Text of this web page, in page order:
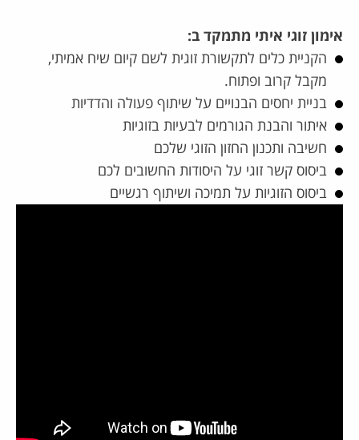
אימון זוגי איתי מתמקד ב:
הקניית כלים לתקשורת זוגית לשם קיום שיח אמיתי,
מקבל קרוב ופתוח.
בניית יחסים הבנויים על שיתוף פעולה והדדיות
איתור והבנת הגורמים לבעיות בזוגיות
חשיבה ותכנון החזון הזוגי שלכם
ביסוס קשר זוגי על היסודות החשובים לכם
ביסוס הזוגיות על תמיכה ושיתוף רגשיים